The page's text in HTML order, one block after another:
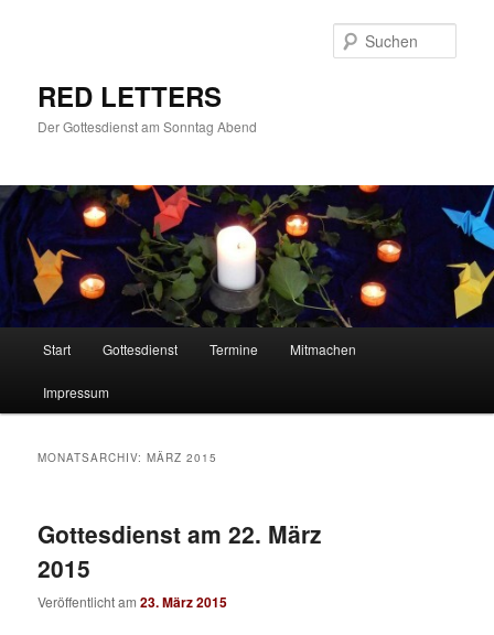
RED LETTERS
Der Gottesdienst am Sonntag Abend
Start Gottesdienst Termine Mitmachen
Impressum
MONATSARCHIV:MÄRZ 2015
Gottesdienst am 22. März
2015
Veröffentlicht am23. März 2015